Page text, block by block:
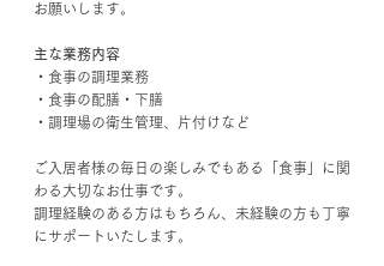
お願いします。
主な業務内容
・食事の調理業務
・食事の配膳・下膳
・調理場の衛生管理、片付けなど
ご入居者様の毎日の楽しみでもある「食事」に関
わる大切なお仕事です。
調理経験のある方はもちろん、未経験の方も丁寧
にサポートいたします。